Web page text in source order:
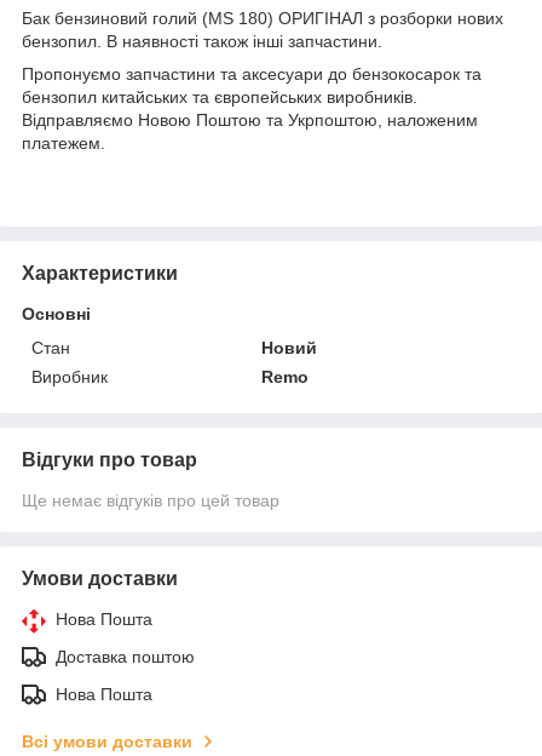
Бак бензиновий голий (MS 180) ОРИГІНАЛ з розборки нових
бензопил. В наявності також інші запчастини.
Пропонуємо запчастини та аксесуари до бензокосарок та
бензопил китайських та європейських виробників.
Відправляємо Новою Поштою та Укрпоштою, наложеним
платежем.
Характеристики
Основні
Стан
Новий
Виробник
Remo
Відгуки про товар
Ще немає відгуків про цей товар
Умови доставки
Нова Пошта
Доставка поштою
Нова Пошта
Всі умови доставки